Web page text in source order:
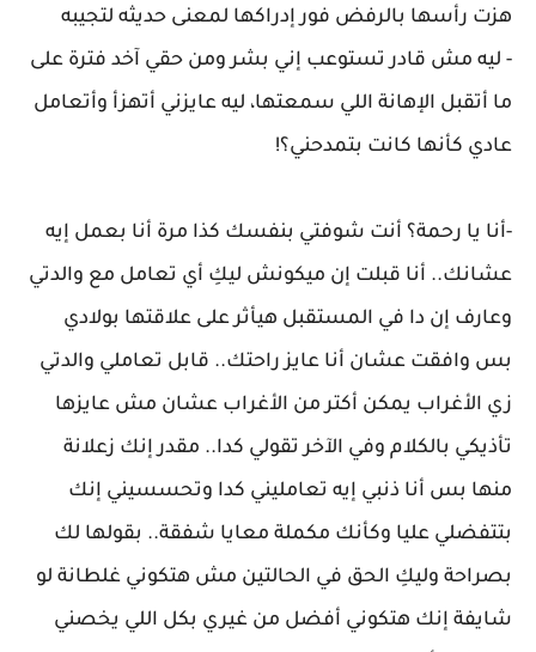
هزت رأسها بالرفض فور إدراكها لمعنى حديثه لتجيبه
- ليه مش قادر تستوعب إني بشر ومن حقي آخد فترة على
ما أتقبل الإهانة اللي سمعتها، ليه عايزني أتهزأ وأتعامل
عادي كأنها كانت بتمدحني؟!
-أنا يا رحمة؟ أنت شوفتي بنفسك كذا مرة أنا بعمل إيه
عشانك.. أنا قبلت إن ميكونش ليكِ أي تعامل مع والدتي
وعارف إن دا في المستقبل هيأثر على علاقتها بولادي
بس وافقت عشان أنا عايز راحتك.. قابل تعاملي والدتي
زي الأغراب يمكن أكتر من الأغراب عشان مش عايزها
تأذيكي بالكلام وفي الآخر تقولي كدا.. مقدر إنك زعلانة
منها بس أنا ذنبي إيه تعامليني كدا وتحسسيني إنك
بتتفضلي عليا وكأنك مكملة معايا شفقة.. بقولها لك
بصراحة وليكِ الحق في الحالتين مش هتكوني غلطانة لو
شايفة إنك هتكوني أفضل من غيري بكل اللي يخصني